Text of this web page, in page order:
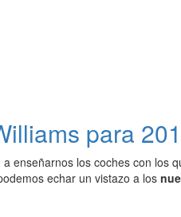
para
enseñarnos los coches con los
echar un vistazo a los